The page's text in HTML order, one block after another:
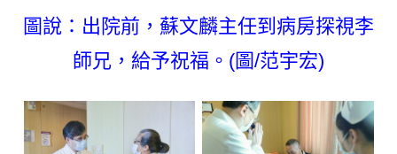
圖說：出院前，蘇文麟主任到病房探視李
師兄，給予祝福。(圖/范宇宏)